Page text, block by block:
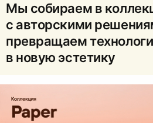
Мы собираем в
с авторскими
превращаем
в новую эстетику